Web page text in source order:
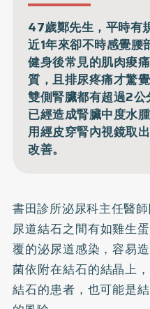
47歲鄭先生，平時有
近1年來卻不時感覺腰
健身後常見的肌肉痠
質，且排尿疼痛才驚
雙側腎臟都有超過2公
已經造成腎臟中度水
用經皮穿腎內視鏡取
改善。
書田診所泌尿科主任醫
尿道結石之間有如雞生
覆的泌尿道感染，容易
菌依附在結石的結晶上
結石的患者，也可能是